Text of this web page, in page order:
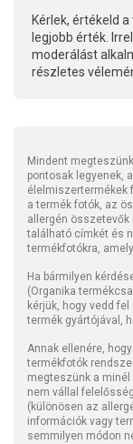
Kérlek, értékeld
legjobb érték.
moderálást
részletes
Mindent
pontosak legyenek,
élelmiszertermékek
a termék fotók, az
allergén összetevők
található címkét és
termékfotókra,
Ha bármilyen
(Organika
kérjük, hogy vedd
termék gyártójával,
Annak ellenére,
termékfotók
megteszünk a minél
nem vállal
(különösen az
információk vagy
semmilyen módon